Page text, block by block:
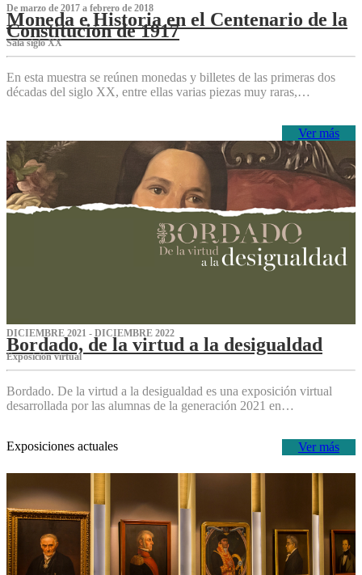
De marzo de 2017 a febrero de 2018
Moneda e Historia en el Centenario de la
Constitución de 1917
Sala siglo XX
En esta muestra se reúnen monedas y billetes de las primeras dos
décadas del siglo XX, entre ellas varias piezas muy raras,…
Ver más
DICIEMBRE 2021 - DICIEMBRE 2022
Bordado, de la virtud a la desigualdad
Exposición virtual‌
Bordado. De la virtud a la desigualdad es una exposición virtual
desarrollada por las alumnas de la generación 2021 en…
Ver más
Exposiciones actuales